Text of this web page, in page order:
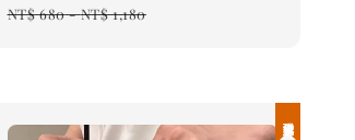
price
NT$ 680-NT$ 1,180